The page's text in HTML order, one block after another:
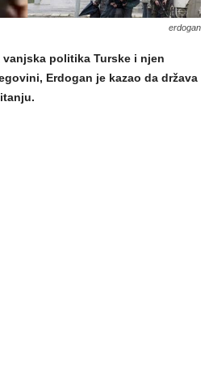
erdogan
politika Turske i njen
Erdogan je kazao da država